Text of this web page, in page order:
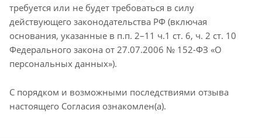
требуется или не будет требоваться в силу
действующего законодательства РФ (включая
основания, указанные в п.п. 2–11 ч.1 ст. 6, ч. 2 ст. 10
Федерального закона от 27.07.2006 № 152-ФЗ «О
персональных данных»).
С порядком и возможными последствиями отзыва
настоящего Согласия ознакомлен(а).